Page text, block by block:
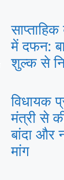
में दफन:
शुल्क से
विधायक
मंत्री से
बांदा और
मांग